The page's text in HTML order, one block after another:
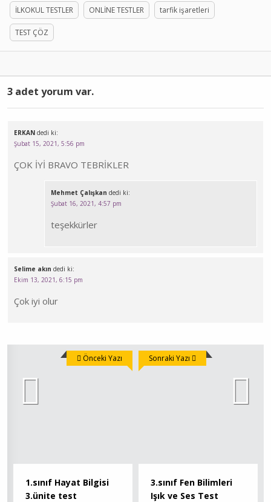
İLKOKUL TESTLER ONLİNE TESTLER tarfik işaretleri
TEST ÇÖZ
3 adet yorum var.
ERKAN dedi ki:
Şubat 15, 2021, 5:56 pm
ÇOK İYİ BRAVO TEBRİKLER
Mehmet Çalışkan dedi ki:
Şubat 16, 2021, 4:57 pm
teşekkürler
Selime akın dedi ki:
Ekim 13, 2021, 6:15 pm
Çok iyi olur
1.sınıf Hayat Bilgisi
3.ünite test
Önceki Yazı
3.sınıf Fen Bilimleri
Işık ve Ses Test
Sonraki Yazı